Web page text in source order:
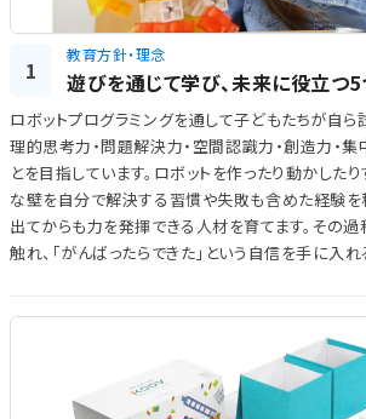
1
教育方針・理念
遊びを通じて学び、未来に役立つ
ロボットプログラミングを通して子どもたちが自ら
理的思考力・問題解決力・空間認識力・創造力・
とを目指しています。ロボットを作ったり動かした
な壁を自分で解決する習慣や失敗も含めた経験を
出てからも力を発揮できる人材を育てます。その
触れ、「がんばったらできた」という自信を手に入れ